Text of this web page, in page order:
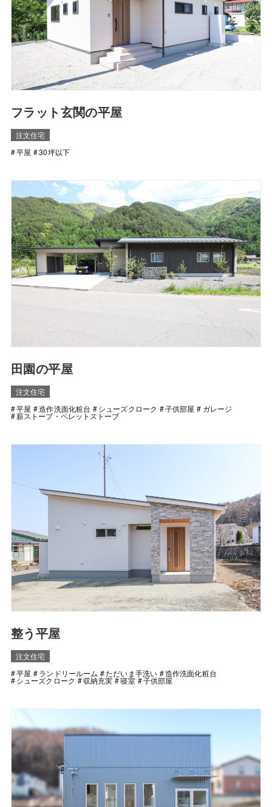
フラット玄関の平屋
注文住宅
平屋
30坪以下
田園の平屋
注文住宅
平屋
造作洗面化粧台 シューズクローク 子供部屋 ガレージ
薪ストーブ・ペレットストーブ
整う平屋
注文住宅
平屋
ランドリールーム ただいま手洗い 造作洗面化粧台
シューズクローク 収納充実 寝室 子供部屋